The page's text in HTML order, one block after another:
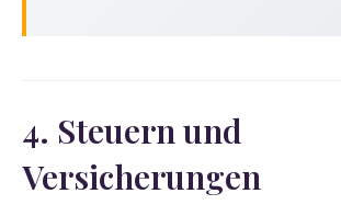
4. Steuern und
Versicherungen